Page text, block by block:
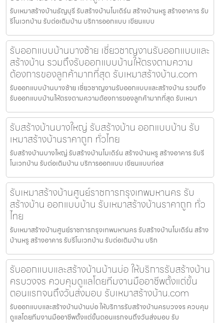
รับเหมาสร้างบ้านธัญบุรี รับสร้างบ้านโมเดิร์น สร้างบ้านหรู สร้างอาคาร รับ
รีโนเวทบ้าน รับต่อเติมบ้าน บริการออกแบบ เขียนแบบ
รับออกแบบบ้านบางซ้าย เชี่ยวชาญงานรับออกแบบและ
สร้างบ้าน รวมถึงรับออกแบบบ้านให้ตรงตามความ
ต้องการของลูกค้ามากที่สุด รับเหมาสร้างบ้าน.com
รับออกแบบบ้านบางซ้าย เชี่ยวชาญงานรับออกแบบและสร้างบ้าน รวมถึง
รับออกแบบบ้านให้ตรงตามความต้องการของลูกค้ามากที่สุด รับเหมา
รับสร้างบ้านบางใหญ่ รับสร้างบ้าน ออกแบบบ้าน รับ
เหมาสร้างบ้านราคาถูก ทั่วไทย
รับสร้างบ้านบางใหญ่ รับสร้างบ้านโมเดิร์น สร้างบ้านหรู สร้างอาคาร รับรี
โนเวทบ้าน รับต่อเติมบ้าน บริการออกแบบ เขียนแบบก่อส
รับเหมาสร้างบ้านศูนย์ราชการกรุงเทพมหานคร รับ
สร้างบ้าน ออกแบบบ้าน รับเหมาสร้างบ้านราคาถูก ทั่ว
ไทย
รับเหมาสร้างบ้านศูนย์ราชการกรุงเทพมหานคร รับสร้างบ้านโมเดิร์น สร้าง
บ้านหรู สร้างอาคาร รับรีโนเวทบ้าน รับต่อเติมบ้าน บริก
รับออกแบบและสร้างบ้านบ้านบ่อ ให้บริการรับสร้างบ้าน
ครบวงจร ควบคุมดูแลโดยทีมงานมืออาชีพตั้งแต่ขั้น
ตอนแรกจนถึงวันส่งมอบ รับเหมาสร้างบ้าน.com
รับออกแบบและสร้างบ้านบ้านบ่อ ให้บริการรับสร้างบ้านครบวงจร ควบคุม
ดูแลโดยทีมงานมืออาชีพตั้งแต่ขั้นตอนแรกจนถึงวันส่งมอบ รับ